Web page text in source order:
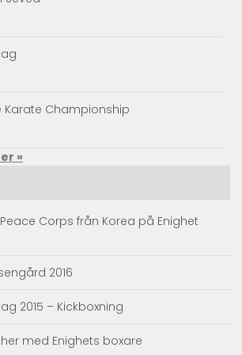
Karate Championship
»
Corps från Korea på Enighet
2016
2015 – Kickboxning
med Enighets boxare